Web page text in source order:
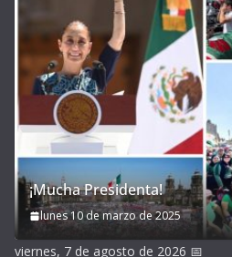
¡Mucha Presidenta!
lunes 10 de marzo de 2025
viernes, 7 de agosto de 2026 📅